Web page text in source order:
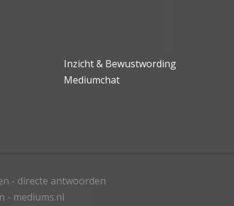
Inzicht & Bewustwording
Mediumchat
- directe antwoorden
- mediums.nl